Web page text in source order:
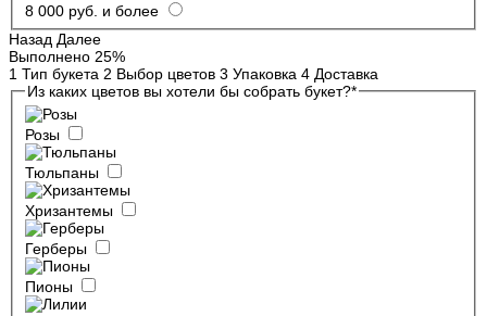
8 000 руб. и более
Назад Далее
Выполнено 25%
1 Тип букета 2 Выбор цветов 3 Упаковка 4 Доставка
Из каких цветов вы хотели бы собрать букет?*
Розы
Тюльпаны
Хризантемы
Герберы
Пионы